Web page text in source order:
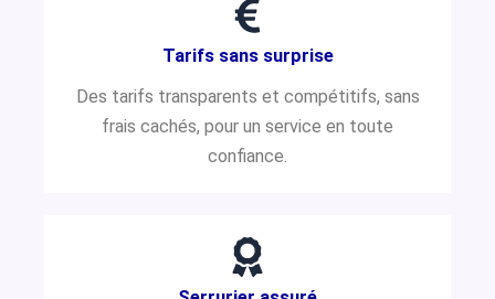
Tarifs sans surprise
Des tarifs transparents et compétitifs, sans
frais cachés, pour un service en toute
confiance.